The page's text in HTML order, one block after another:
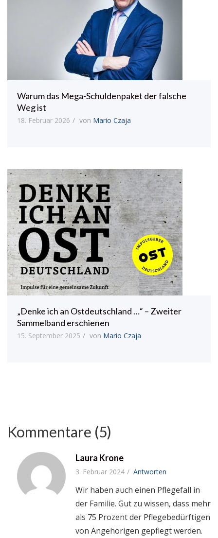
Warum das Mega-Schuldenpaket der falsche
Weg ist
18. Februar 2026 von Mario Czaja
„Denke ich an Ostdeutschland …“ – Zweiter
Sammelband erschienen
15. September 2025 von Mario Czaja
Kommentare (5)
Laura Krone
3. Februar 2024 Antworten
Wir haben auch einen Pflegefall in
der Familie. Gut zu wissen, dass mehr
als 75 Prozent der Pflegebedürftigen
von Angehörigen gepflegt werden.